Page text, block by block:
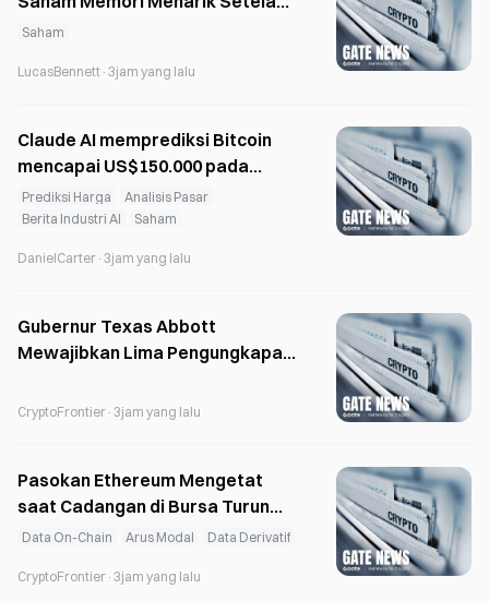
Koreksi Tajam
Saham
LucasBennett · 3jam yang lalu
Claude AI memprediksi Bitcoin
mencapai US$150.000 pada
Desember di tengah kelangkaan
pasokan
Prediksi Harga
Analisis Pasar
Berita Industri AI
Saham
DanielCarter · 3jam yang lalu
Gubernur Texas Abbott
Mewajibkan Lima Pengungkapan
CryptoFrontier · 3jam yang lalu
Pasokan Ethereum Mengetat
saat Cadangan di Bursa Turun
10% dan Staking Mencapai 34%
Data On-Chain Arus Modal Data Derivatif
CryptoFrontier · 3jam yang lalu